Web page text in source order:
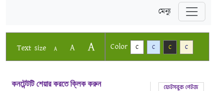
মেন্যু
Text size A A A Color C C C C
কনটেন্টটি শেয়ার করতে ক্লিক করুন